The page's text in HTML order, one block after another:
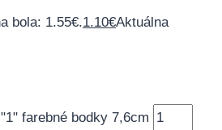
bola: 1.55€.1.10€Aktuálna
farebné bodky 7,6cm